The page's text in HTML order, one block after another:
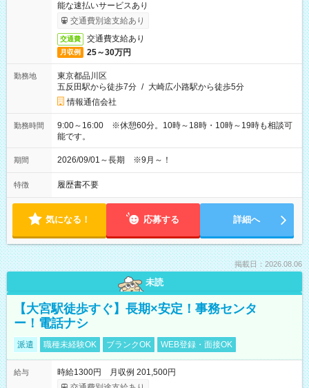
能な速払いサービスあり
交通費別途支給あり
交通費 交通費支給あり
月収例 25～30万円
勤務地
東京都品川区
五反田駅から徒歩7分 / 大崎広小路駅から徒歩5分
情報通信会社
勤務時間
9:00～16:00 ※休憩60分。10時～18時・10時～19時も相談可
能です。
期間 2026/09/01～長期 ※9月～！
特徴 履歴書不要
気になる！ 応募する 詳細へ
掲載日：2026.08.06
未読
【大宮駅徒歩すぐ】長期×安定！事務センタ
ー！電話ナシ
派遣 職種未経験OK ブランクOK WEB登録・面接OK
給与
時給1300円 月収例 201,500円